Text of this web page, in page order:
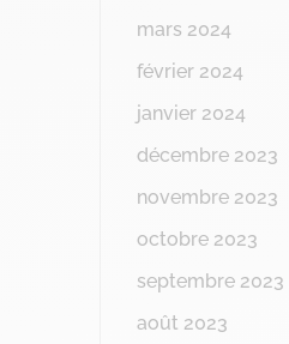
mars 2024
février 2024
janvier 2024
décembre 2023
novembre 2023
octobre 2023
septembre 2023
août 2023